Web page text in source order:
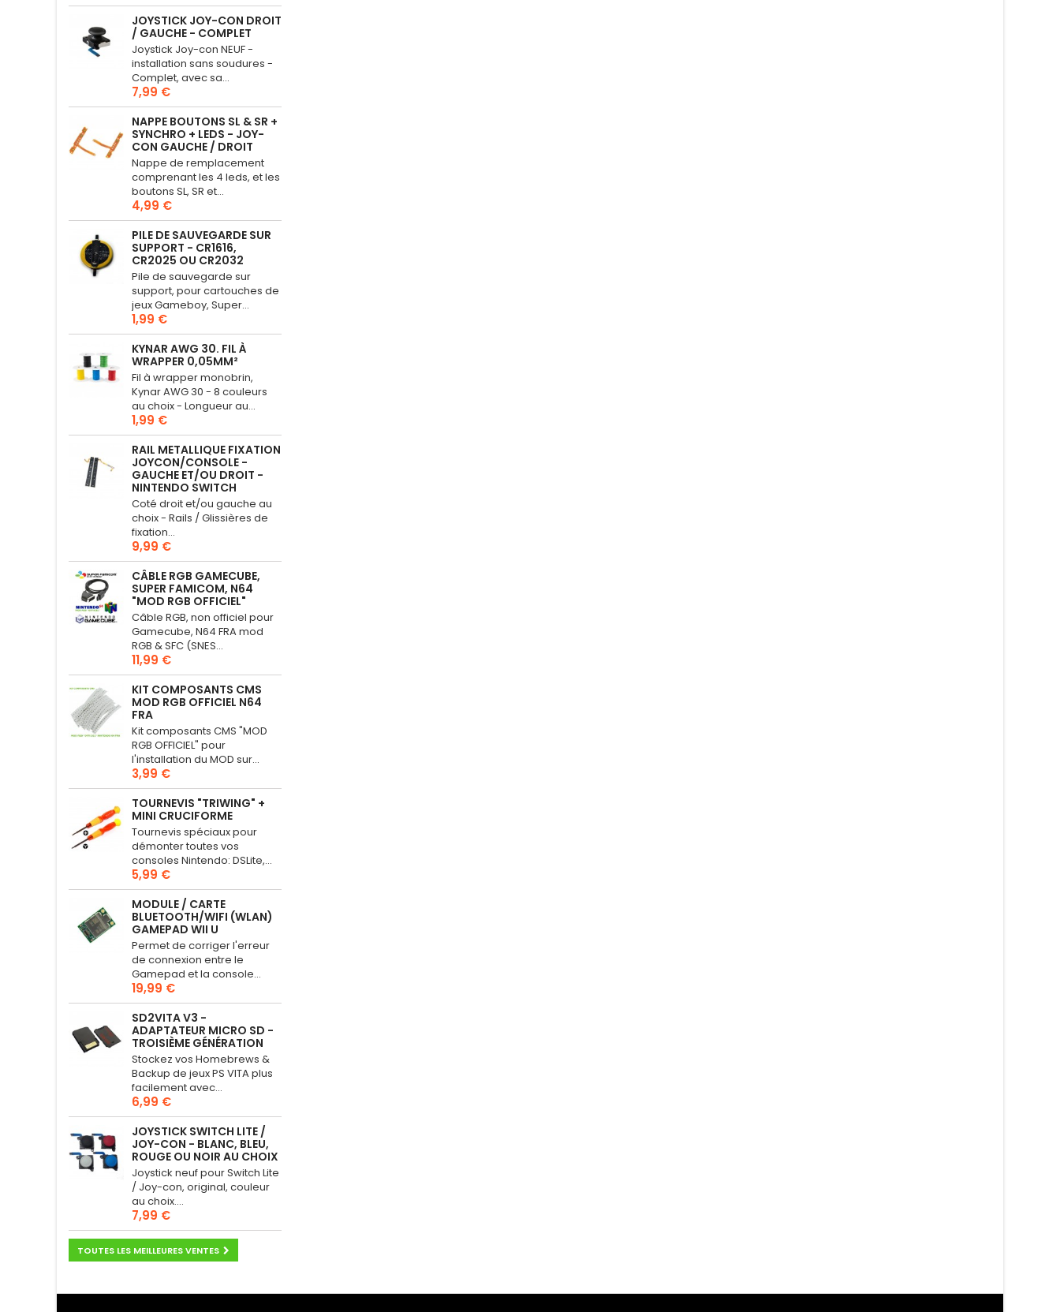
JOYSTICK JOY-CON DROIT
/ GAUCHE - COMPLET
Joystick Joy-con NEUF -
installation sans soudures -
Complet, avec sa...
7,99 €
NAPPE BOUTONS SL & SR +
SYNCHRO + LEDS - JOY-
CON GAUCHE / DROIT
Nappe de remplacement
comprenant les 4 leds, et les
boutons SL, SR et...
4,99 €
PILE DE SAUVEGARDE SUR
SUPPORT - CR1616,
CR2025 OU CR2032
Pile de sauvegarde sur
support, pour cartouches de
jeux Gameboy, Super...
1,99 €
KYNAR AWG 30. FIL À
WRAPPER 0,05MM²
Fil à wrapper monobrin,
Kynar AWG 30 - 8 couleurs
au choix - Longueur au...
1,99 €
RAIL METALLIQUE FIXATION
JOYCON/CONSOLE -
GAUCHE ET/OU DROIT -
NINTENDO SWITCH
Coté droit et/ou gauche au
choix - Rails / Glissières de
fixation...
9,99 €
CÂBLE RGB GAMECUBE,
SUPER FAMICOM, N64
"MOD RGB OFFICIEL"
Câble RGB, non officiel pour
Gamecube, N64 FRA mod
RGB & SFC (SNES...
11,99 €
KIT COMPOSANTS CMS
MOD RGB OFFICIEL N64
FRA
Kit composants CMS "MOD
RGB OFFICIEL" pour
l'installation du MOD sur...
3,99 €
TOURNEVIS "TRIWING" +
MINI CRUCIFORME
Tournevis spéciaux pour
démonter toutes vos
consoles Nintendo: DSLite,...
5,99 €
MODULE / CARTE
BLUETOOTH/WIFI (WLAN)
GAMEPAD WII U
Permet de corriger l'erreur
de connexion entre le
Gamepad et la console...
19,99 €
SD2VITA V3 -
ADAPTATEUR MICRO SD -
TROISIÈME GÉNÉRATION
Stockez vos Homebrews &
Backup de jeux PS VITA plus
facilement avec...
6,99 €
JOYSTICK SWITCH LITE /
JOY-CON - BLANC, BLEU,
ROUGE OU NOIR AU CHOIX
Joystick neuf pour Switch Lite
/ Joy-con, original, couleur
au choix....
7,99 €
TOUTES LES MEILLEURES VENTES